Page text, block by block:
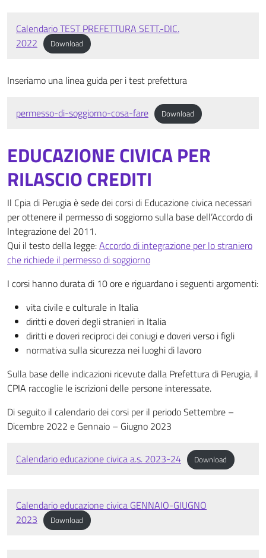
Calendario TEST PREFETTURA SETT.-DIC.
2022
Download
Inseriamo una linea guida per i test prefettura
permesso-di-soggiorno-cosa-fare Download
EDUCAZIONE CIVICA PER
RILASCIO CREDITI
Il Cpia di Perugia è sede dei corsi di Educazione civica necessari
per ottenere il permesso di soggiorno sulla base dell’Accordo di
Integrazione del 2011.
Qui il testo della legge:Accordo di integrazione per lo straniero
che richiede il permesso di soggiorno
I corsi hanno durata di 10 ore e riguardano i seguenti argomenti:
vita civile e culturale in Italia
diritti e doveri degli stranieri in Italia
diritti e doveri reciproci dei coniugi e doveri verso i figli
normativa sulla sicurezza nei luoghi di lavoro
Sulla base delle indicazioni ricevute dalla Prefettura di Perugia, il
CPIA raccoglie le iscrizioni delle persone interessate.
Di seguito il calendario dei corsi per il periodo Settembre –
Dicembre 2022 e Gennaio – Giugno 2023
Calendario educazione civica a.s. 2023-24 Download
Calendario educazione civica GENNAIO-GIUGNO
2023
Download